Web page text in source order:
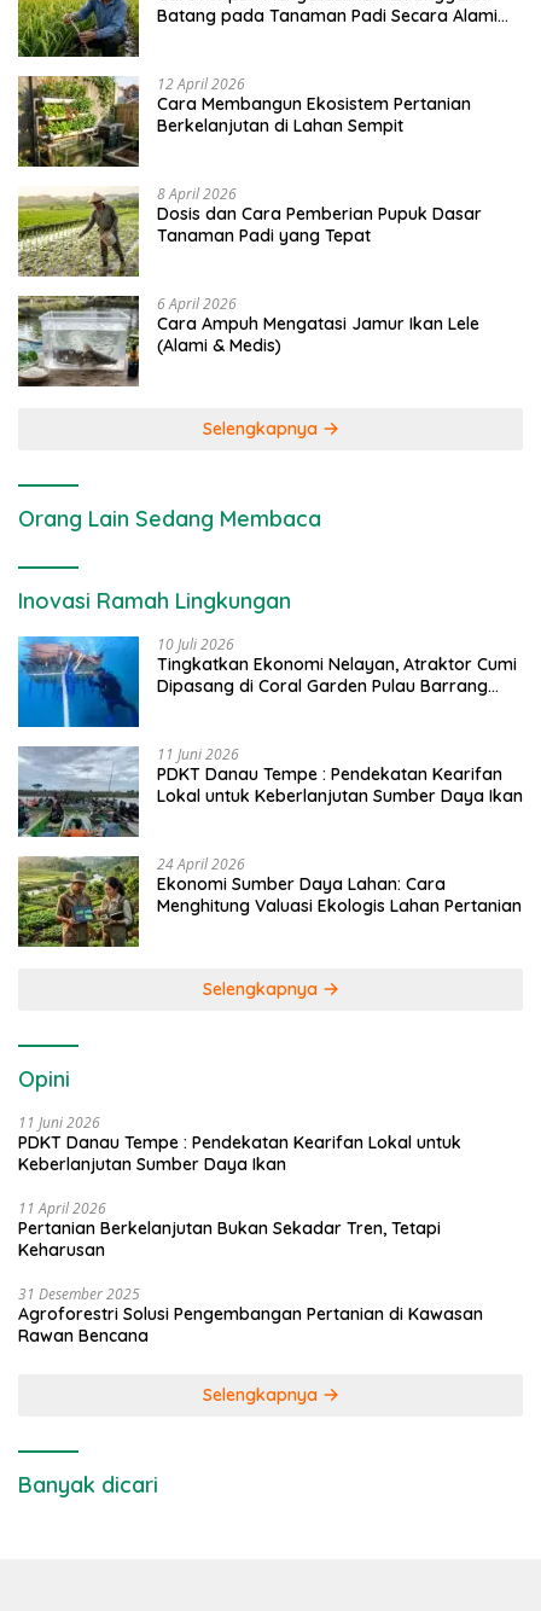
Batang pada Tanaman Padi Secara Alami
12 April 2026
Cara Membangun Ekosistem Pertanian
Berkelanjutan di Lahan Sempit
8 April 2026
Dosis dan Cara Pemberian Pupuk Dasar
Tanaman Padi yang Tepat
6 April 2026
Cara Ampuh Mengatasi Jamur Ikan Lele
(Alami & Medis)
Selengkapnya
Orang Lain Sedang Membaca
Inovasi Ramah Lingkungan
10 Juli 2026
Tingkatkan Ekonomi Nelayan, Atraktor Cumi
Dipasang di Coral Garden Pulau Barrang
11 Juni 2026
PDKT Danau Tempe : Pendekatan Kearifan
Lokal untuk Keberlanjutan Sumber Daya Ikan
24 April 2026
Ekonomi Sumber Daya Lahan: Cara
Menghitung Valuasi Ekologis Lahan Pertanian
Selengkapnya
Opini
11 Juni 2026
PDKT Danau Tempe : Pendekatan Kearifan Lokal untuk
Keberlanjutan Sumber Daya Ikan
11 April 2026
Pertanian Berkelanjutan Bukan Sekadar Tren, Tetapi
Keharusan
31 Desember 2025
Agroforestri Solusi Pengembangan Pertanian di Kawasan
Rawan Bencana
Selengkapnya
Banyak dicari